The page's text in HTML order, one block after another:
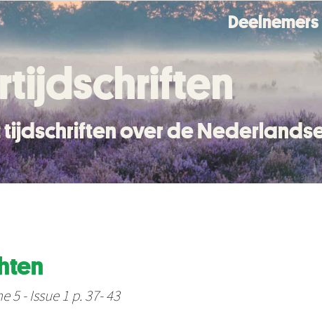
Deelnemers
over de
5 - Issue 1 p. 37- 43